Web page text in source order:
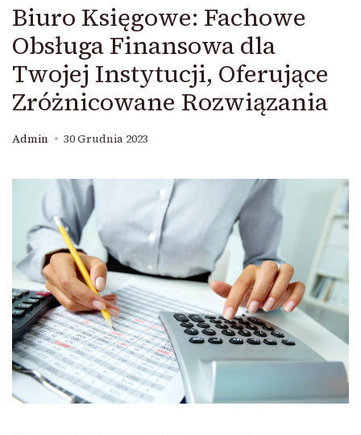
Biuro Księgowe: Fachowe
Obsługa Finansowa dla
Twojej Instytucji, Oferujące
Zróżnicowane Rozwiązania
Admin 30 Grudnia 2023